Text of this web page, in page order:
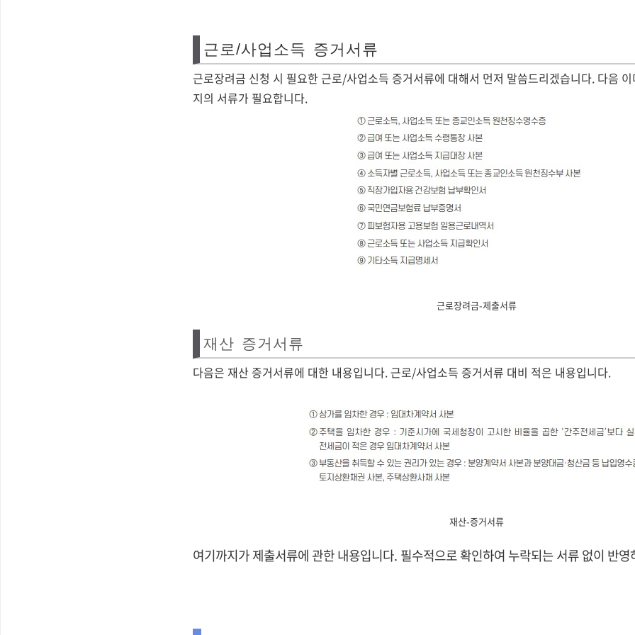
근로/사업소득 증거서류
근로장려금 신청 시 필요한 근로/사업소득 증거서류에 대해서 먼저 말씀드리겠습니다. 다음
지의 서류가 필요합니다.
근로장려금-제출서류
재산 증거서류
다음은 재산 증거서류에 대한 내용입니다. 근로/사업소득 증거서류 대비 적은 내용입니다.
재산-증거서류
여기까지가 제출서류에 관한 내용입니다. 필수적으로 확인하여 누락되는 서류 없이 반